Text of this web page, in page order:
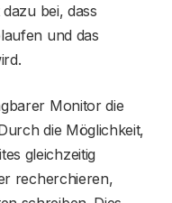
bei, dass
und das
Monitor die
die Möglichkeit,
gleichzeitig
recherchieren,